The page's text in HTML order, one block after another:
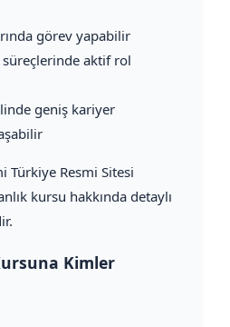
görev yapabilir
aktif rol
geniş kariyer
Türkiye Resmi Sitesi
kursu hakkında detaylı
Kimler